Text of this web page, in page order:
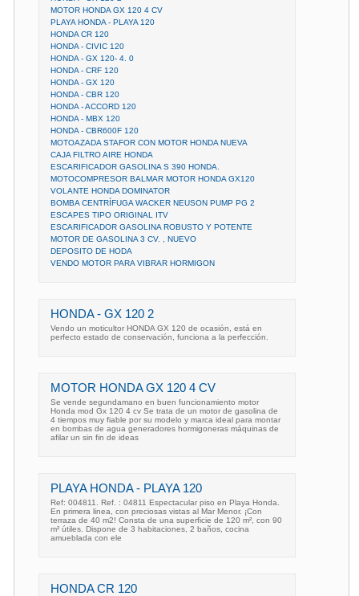
MOTOR HONDA GX 120 4 CV
PLAYA HONDA - PLAYA 120
HONDA CR 120
HONDA - CIVIC 120
HONDA - GX 120- 4. 0
HONDA - CRF 120
HONDA - GX 120
HONDA - CBR 120
HONDA - ACCORD 120
HONDA - MBX 120
HONDA - CBR600F 120
MOTOAZADA STAFOR CON MOTOR HONDA NUEVA
CAJA FILTRO AIRE HONDA
ESCARIFICADOR GASOLINA S 390 HONDA.
MOTOCOMPRESOR BALMAR MOTOR HONDA GX120
VOLANTE HONDA DOMINATOR
BOMBA CENTRÍFUGA WACKER NEUSON PUMP PG 2
ESCAPES TIPO ORIGINAL ITV
ESCARIFICADOR GASOLINA ROBUSTO Y POTENTE
MOTOR DE GASOLINA 3 CV. , NUEVO
DEPOSITO DE HODA
VENDO MOTOR PARA VIBRAR HORMIGON
HONDA - GX 120 2
Vendo un moticultor HONDA GX 120 de ocasión, está en
perfecto estado de conservación, funciona a la perfección.
MOTOR HONDA GX 120 4 CV
Se vende segundamano en buen funcionamiento motor
Honda mod Gx 120 4 cv Se trata de un motor de gasolina de
4 tiempos muy fiable por su modelo y marca ideal para montar
en bombas de agua generadores hormigoneras máquinas de
afilar un sin fin de ideas
PLAYA HONDA - PLAYA 120
Ref: 004811. Ref. : 04811 Espectacular piso en Playa Honda.
En primera linea, con preciosas vistas al Mar Menor. ¡Con
terraza de 40 m2! Consta de una superficie de 120 m², con 90
m² útiles. Dispone de 3 habitaciones, 2 baños, cocina
amueblada con ele
HONDA CR 120